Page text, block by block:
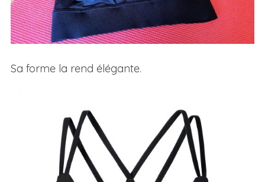
Sa forme la rend élégante.